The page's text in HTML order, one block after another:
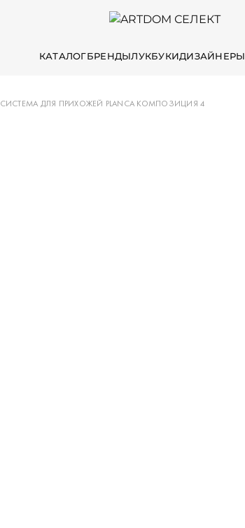
КАТАЛОГБРЕНДЫЛУКБУКИДИЗАЙНЕРЫ
СИСТЕМА ДЛЯ ПРИХОЖЕЙ PLANCA КОМПОЗИЦИЯ 4